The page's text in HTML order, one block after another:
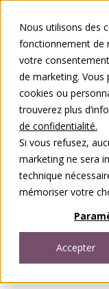
Nous utilisons des
fonctionnement de
votre
de marketing. Vous
cookies ou
trouverez plus
de confidentialité.
Si vous refusez,
marketing ne sera
technique
mémoriser votre
Accepter
0848 00 77 88